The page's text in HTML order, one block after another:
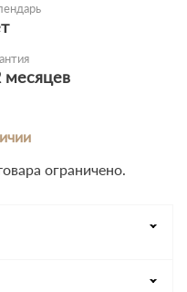
месяцев
ограничено.